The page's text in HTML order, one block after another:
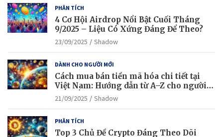
PHÂN TÍCH
4 Cơ Hội Airdrop Nổi Bật Cuối Tháng
9/2025 – Liệu Có Xứng Đáng Để Theo?
23/09/2025 Shadow
DÀNH CHO NGƯỜI MỚI
Cách mua bán tiền mã hóa chi tiết tại
Việt Nam: Hướng dẫn từ A–Z cho người
mới bắt đầu
21/09/2025 Shadow
PHÂN TÍCH
Top 3 Chủ Đề Crypto Đáng Theo Dõi